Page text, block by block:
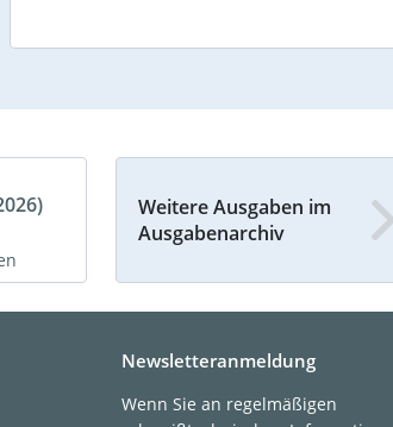
Weitere Ausgaben im
Ausgabenarchiv
Newsletteranmeldung
Wenn Sie an regelmäßigen